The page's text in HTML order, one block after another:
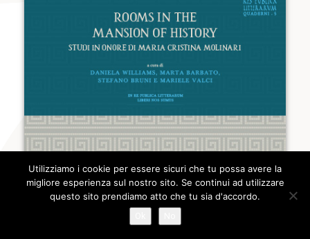
Utilizziamo i cookie per essere sicuri che tu possa avere la
migliore esperienza sul nostro sito. Se continui ad utilizzare
questo sito prendiamo atto che tu sia d'accordo.